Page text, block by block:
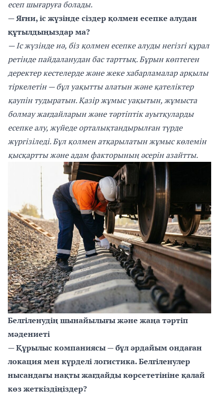
есеп шығаруға болады.
— Яғни, іс жүзінде сіздер қолмен есепке алудан
құтылдыңыздар ма?
— Іс жүзінде иә, біз қолмен есепке алуды негізгі құрал
ретінде пайдаланудан бас тарттық. Бұрын көптеген
деректер кестелерде және жеке хабарламалар арқылы
тіркелетін — бұл уақытты алатын және қателіктер
қаупін тудыратын. Қазір жұмыс уақытын, жұмыста
болмау жағдайларын және тәртіптік ауытқуларды
есепке алу, жүйеде орталықтандырылған түрде
жүргізіледі. Бұл қолмен атқарылатын жұмыс көлемін
қысқартты және адам факторының әсерін азайтты.
Белгіленудің шынайылығы және жаңа тәртіп
мәдениеті
— Құрылыс компаниясы — бұл әрдайым ондаған
локация мен күрделі логистика. Белгіленулер
нысандағы нақты жағдайды көрсететініне қалай
көз жеткіздіңіздер?